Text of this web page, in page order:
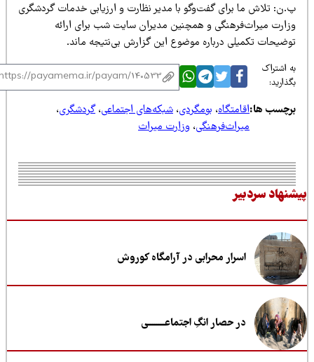
تلاش ما برای گفت‌وگو با مدیر نظارت و ارزیابی خدمات گردشگری
میراث‌فرهنگی و همچنین مدیران سایت شب برای ارائه
تکمیلی درباره موضوع این گزارش بی‌نتیجه ماند.
اشتراک
ها:اقامتگاه،بومگردی،شبکه‌های اجتماعی،گردشگری،
میراث‌فرهنگی،وزارت میراث
سردبیر
اسرار محرابی در آرامگاه کوروش
در حصار انگِ اجتماعــــــــی